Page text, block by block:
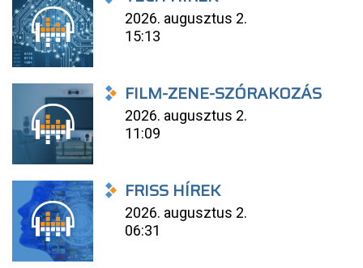
2026. augusztus 2.
15:13
FILM-ZENE-SZÓRAKOZÁS
2026. augusztus 2.
11:09
FRISS HÍREK
2026. augusztus 2.
06:31